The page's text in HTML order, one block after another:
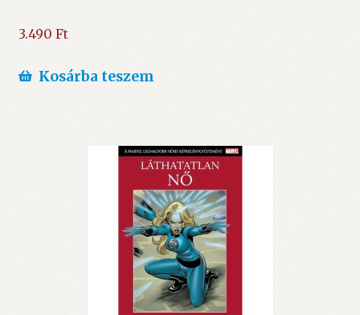
3.490 Ft
Kosárba teszem